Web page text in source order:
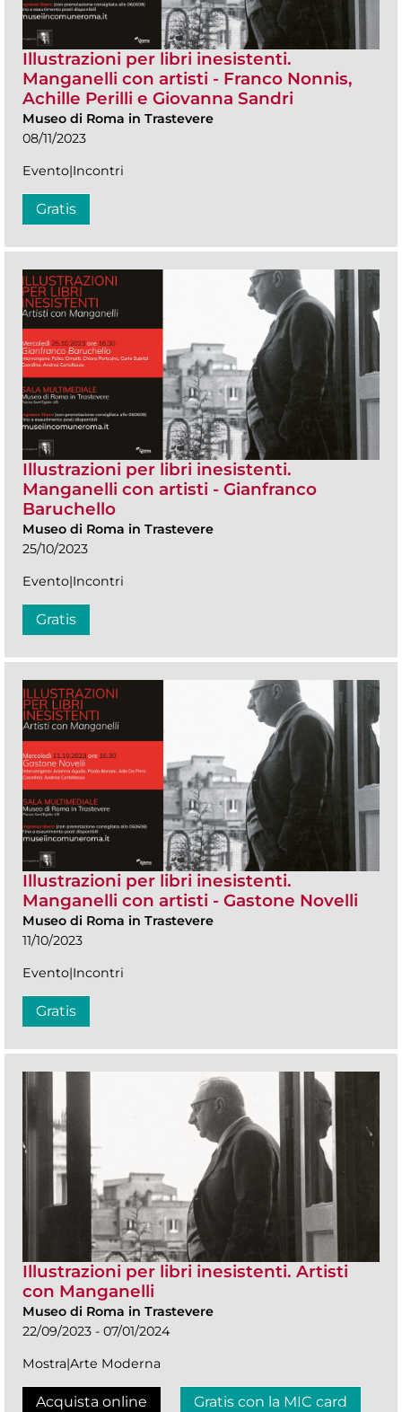
Illustrazioni per libri inesistenti.
Manganelli con artisti - Franco Nonnis,
Achille Perilli e Giovanna Sandri
Museo di Roma in Trastevere
08/11/2023
Evento|Incontri
Gratis
Illustrazioni per libri inesistenti.
Manganelli con artisti - Gianfranco
Baruchello
Museo di Roma in Trastevere
25/10/2023
Evento|Incontri
Gratis
Illustrazioni per libri inesistenti.
Manganelli con artisti - Gastone Novelli
Museo di Roma in Trastevere
11/10/2023
Evento|Incontri
Gratis
Illustrazioni per libri inesistenti. Artisti
con Manganelli
Museo di Roma in Trastevere
22/09/2023 - 07/01/2024
Mostra|Arte Moderna
Acquista online Gratis con la MIC card